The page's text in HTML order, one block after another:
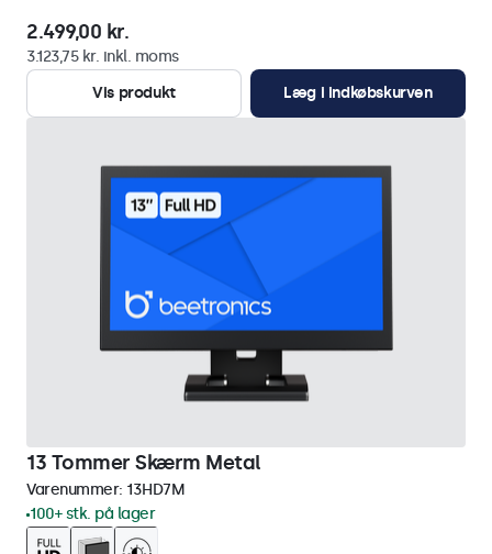
2.499,00 kr.
3.123,75 kr. inkl. moms
Vis produkt
Læg i indkøbskurven
13 Tommer Skærm Metal
Varenummer: 13HD7M
100+ stk. på lager